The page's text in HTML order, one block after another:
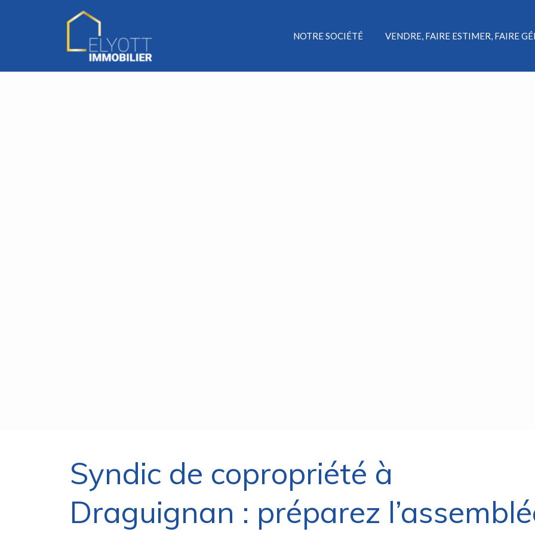
NOTRE SOCIÉTÉ VENDRE, FAIRE ESTIMER, FAIRE
Syndic de copropriété à
Draguignan : préparez